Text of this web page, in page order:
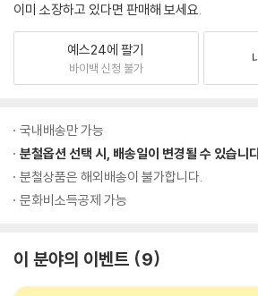
이미 소장하고 있다면 판매해 보세요.
예스24에 팔기
바이백 신청 불가
국내배송만 가능
분철옵션 선택 시, 배송일이 변경될 수 있습니
분철상품은 해외배송이 불가합니다.
문화비소득공제 가능
이 분야의 이벤트 9